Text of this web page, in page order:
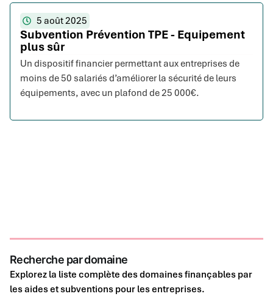
5 août 2025
Subvention Prévention TPE - Equipement
plus sûr
Un dispositif financier permettant aux entreprises de
moins de 50 salariés d’améliorer la sécurité de leurs
équipements, avec un plafond de 25 000€.
Recherche par domaine
Explorez la liste complète des domaines finançables par
les aides et subventions pour les entreprises.